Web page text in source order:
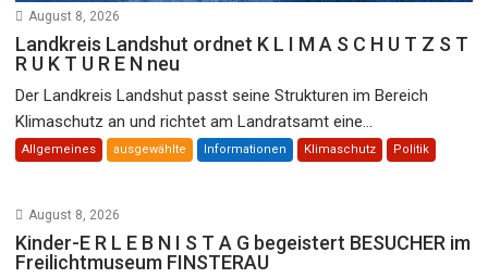
August 8, 2026
Landkreis Landshut ordnet K L I M A S C H U T Z S T
R U K T U R E N neu
Der Landkreis Landshut passt seine Strukturen im Bereich
Klimaschutz an und richtet am Landratsamt eine...
Allgemeines ausgewählte Informationen Klimaschutz Politik
August 8, 2026
Kinder-E R L E B N I S T A G begeistert BESUCHER im
Freilichtmuseum FINSTERAU